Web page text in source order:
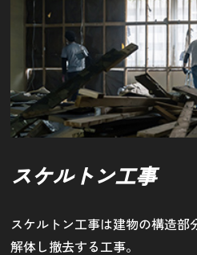
スケルトン工事
スケルトン工事は建物の構造部
解体し撤去する工事。